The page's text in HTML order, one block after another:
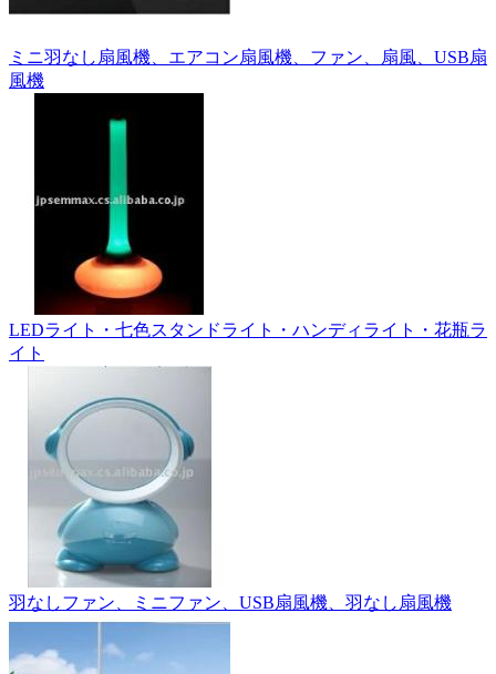
ミニ羽なし扇風機、エアコン扇風機、ファン、扇風、USB扇
風機
LEDライト・七色スタンドライト・ハンディライト・花瓶ラ
イト
羽なしファン、ミニファン、USB扇風機、羽なし扇風機